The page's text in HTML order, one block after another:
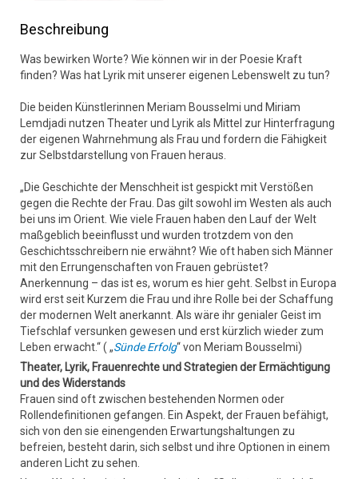
Beschreibung
Was bewirken Worte? Wie können wir in der Poesie Kraft
finden? Was hat Lyrik mit unserer eigenen Lebenswelt zu tun?
Die beiden Künstlerinnen Meriam Bousselmi und Miriam
Lemdjadi nutzen Theater und Lyrik als Mittel zur Hinterfragung
der eigenen Wahrnehmung als Frau und fordern die Fähigkeit
zur Selbstdarstellung von Frauen heraus.
„Die Geschichte der Menschheit ist gespickt mit Verstößen
gegen die Rechte der Frau. Das gilt sowohl im Westen als auch
bei uns im Orient. Wie viele Frauen haben den Lauf der Welt
maßgeblich beeinflusst und wurden trotzdem von den
Geschichtsschreibern nie erwähnt? Wie oft haben sich Männer
mit den Errungenschaften von Frauen gebrüstet?
Anerkennung – das ist es, worum es hier geht. Selbst in Europa
wird erst seit Kurzem die Frau und ihre Rolle bei der Schaffung
der modernen Welt anerkannt. Als wäre ihr genialer Geist im
Tiefschlaf versunken gewesen und erst kürzlich wieder zum
Leben erwacht.“ ( „Sünde Erfolg“ von Meriam Bousselmi)
Theater, Lyrik, Frauenrechte und Strategien der Ermächtigung
und des Widerstands
Frauen sind oft zwischen bestehenden Normen oder
Rollendefinitionen gefangen. Ein Aspekt, der Frauen befähigt,
sich von den sie einengenden Erwartungshaltungen zu
befreien, besteht darin, sich selbst und ihre Optionen in einem
anderen Licht zu sehen.